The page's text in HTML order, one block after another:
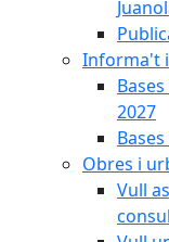
Informa't
2027
Obres i
Vull